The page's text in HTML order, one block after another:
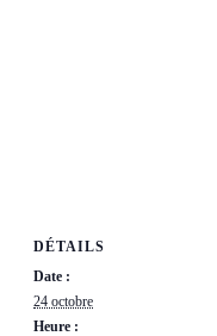
DÉTAILS
Date :
24 octobre
Heure :